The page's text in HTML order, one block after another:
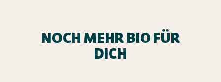
NOCH MEHR BIO FÜR
DICH